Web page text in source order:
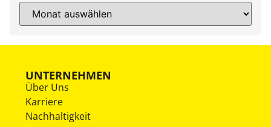
UNTERNEHMEN
Über Uns
Karriere
Nachhaltigkeit